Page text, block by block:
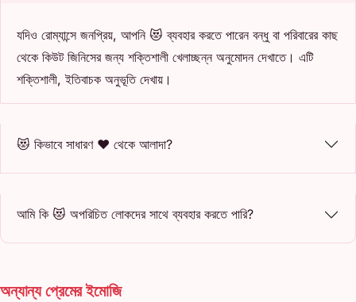
যদিও রোম্যান্সে জনপ্রিয়, আপনি 😻 ব্যবহার করতে পারেন বন্ধু বা পরিবারের কাছ
থেকে কিউট জিনিসের জন্য শক্তিশালী খেলাচ্ছন্ন অনুমোদন দেখাতে। এটি
শক্তিশালী, ইতিবাচক অনুভূতি দেখায়।
😻 কিভাবে সাধারণ ❤️ থেকে আলাদা?
আমি কি 😻 অপরিচিত লোকদের সাথে ব্যবহার করতে পারি?
অন্যান্য প্রেমের ইমোজি